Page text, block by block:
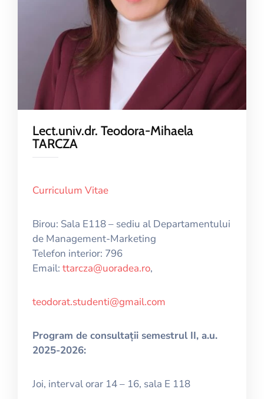
Lect.univ.dr. Teodora-Mihaela
TARCZA
Curriculum Vitae
Birou: Sala E118 – sediu al Departamentului
de Management-Marketing
Telefon interior: 796
Email: ttarcza@uoradea.ro,
teodorat.studenti@gmail.com
Program de consultații semestrul II, a.u.
2025-2026:
Joi, interval orar 14 – 16, sala E 118